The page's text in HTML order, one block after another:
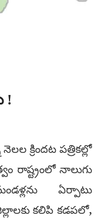
!
క్రిందట పత్రికల్లో
రాష్ట్రంలో నాలుగు
ఏర్పాటు
కలిపి కడపలో,